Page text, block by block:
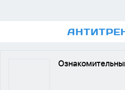
АНТИ